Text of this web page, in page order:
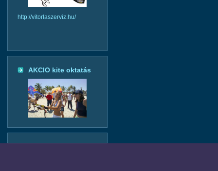
http://vitorlaszerviz.hu/
AKCIO kite oktatás